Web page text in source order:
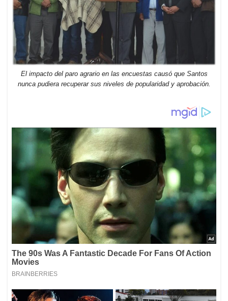
El impacto del paro agrario en las encuestas causó que Santos
nunca pudiera recuperar sus niveles de popularidad y aprobación.